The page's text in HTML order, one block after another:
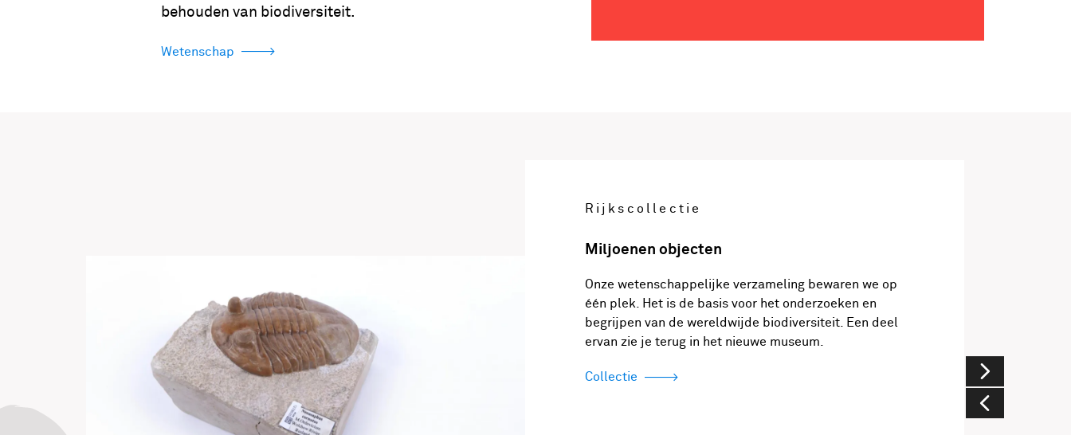
behouden van biodiversiteit.
Wetenschap
Rijkscollectie
Miljoenen objecten
Onze wetenschappelijke verzameling bewaren we op
één plek. Het is de basis voor het onderzoeken en
begrijpen van de wereldwijde biodiversiteit. Een deel
ervan zie je terug in het nieuwe museum.
Collectie